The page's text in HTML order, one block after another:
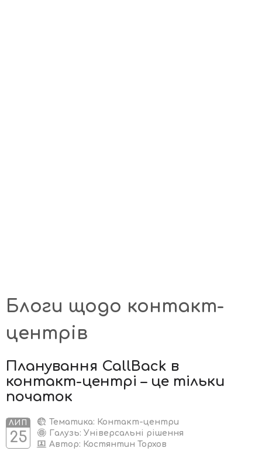
Блоги щодо контакт-
центрів
Планування CallBack в
контакт-центрі – це тільки
початок
ЛИП
25
Тематика: Контакт-центри
Галузь: Універсальні рішення
Автор: Костянтин Торхов